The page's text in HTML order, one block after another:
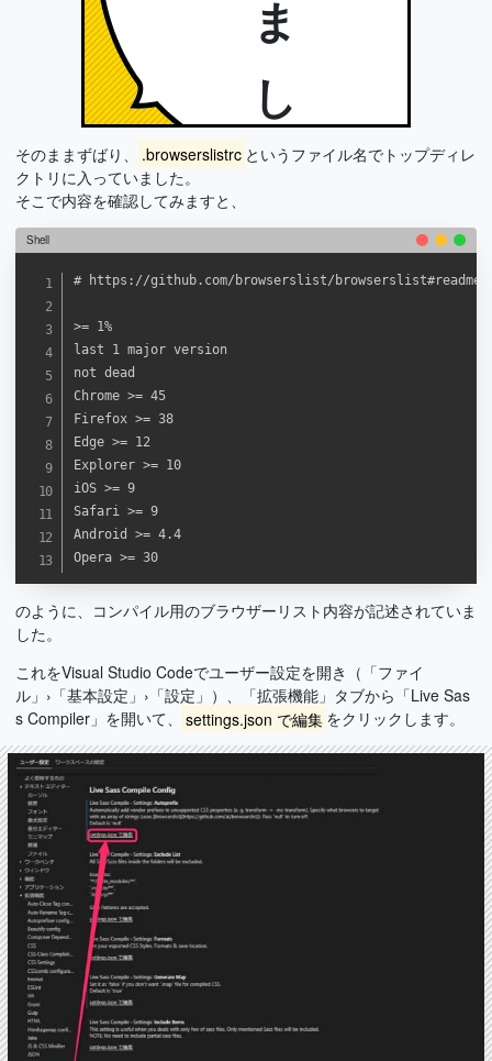
そのままずばり、 .browserslistrc というファイル名でトップディレ
クトリに入っていました。
そこで内容を確認してみますと、
Shell
# https://github.com/browserslist/browserslist#readme
>= 1%
last 1 major version
not dead
Chrome >= 45
Firefox >= 38
Edge >= 12
Explorer >= 10
iOS >= 9
Safari >= 9
Android >= 4.4
Opera >= 30
のように、コンパイル用のブラウザーリスト内容が記述されていま
した。
これをVisual Studio Codeでユーザー設定を開き（「ファイ
ル」›「基本設定」›「設定」）、「拡張機能」タブから「Live Sas
s Compiler」を開いて、
settings.json で編集 をクリックします。